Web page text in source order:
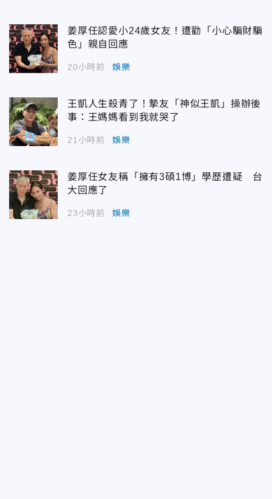
姜厚任認愛小24歲女友！遭勸「小心騙財騙
色」親自回應
20小時前 娛樂
王凱人生殺青了！摯友「神似王凱」操辦後
事：王媽媽看到我就哭了
21小時前 娛樂
姜厚任女友稱「擁有3碩1博」學歷遭疑 台
大回應了
23小時前 娛樂